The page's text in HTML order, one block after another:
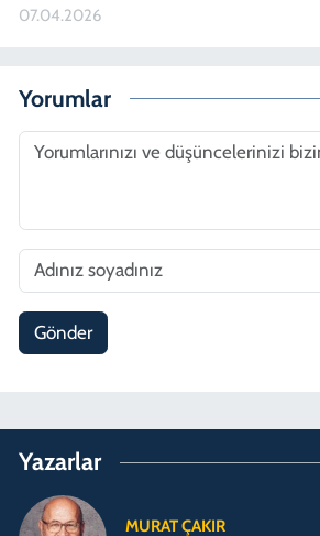
07.04.2026
Yorumlar
Gönder
Yazarlar
MURAT ÇAKIR